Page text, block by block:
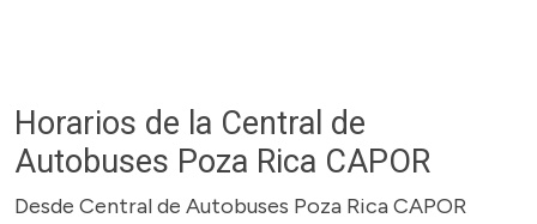
Horarios de la Central de
Autobuses Poza Rica CAPOR
Desde Central de Autobuses Poza Rica CAPOR